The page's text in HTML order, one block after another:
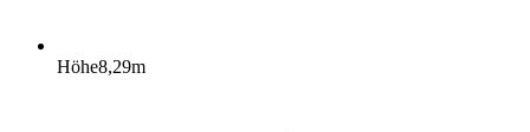
Höhe8,29m